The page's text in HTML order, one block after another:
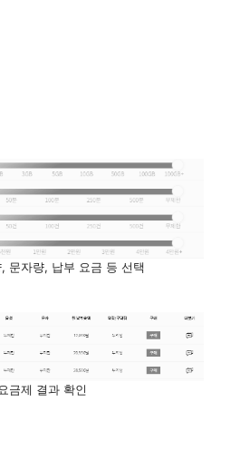
문자량, 납부 요금 등 선택
금제 결과 확인